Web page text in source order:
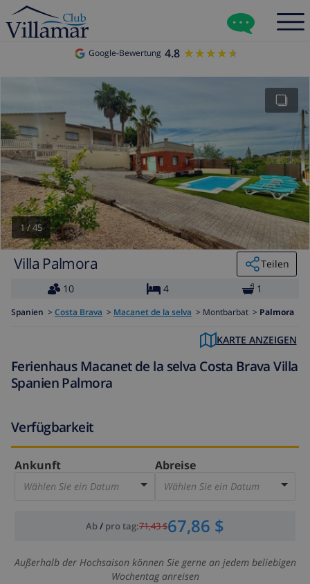
Google-Bewertung 4.8 ★★★★★
★★★★★
1/45
Villa Palmora
Teilen
10
4 1
Spanien > Costa Brava > Macanet de la selva > Montbarbat > Palmora
KARTE ANZEIGEN
Ferienhaus Macanet de la selva Costa Brava Villa
Spanien Palmora
Verfügbarkeit
Ankunft
Wählen Sie ein Datum
Abreise
Wählen Sie ein Datum
Ab/ pro tag:71,43 $67,86 $
Außerhalb der Hochsaison können Sie gerne an jedem beliebigen
Wochentag anreisen